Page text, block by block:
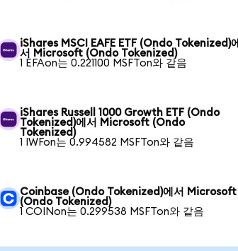
iShares MSCI EAFE ETF (Ondo Tokenized)에
서 Microsoft (Ondo Tokenized)
1 EFAon는 0.221100 MSFTon와 같음
iShares Russell 1000 Growth ETF (Ondo
Tokenized)에서 Microsoft (Ondo
Tokenized)
1 IWFon는 0.994582 MSFTon와 같음
Coinbase (Ondo Tokenized)에서 Microsoft
(Ondo Tokenized)
1 COINon는 0.299538 MSFTon와 같음